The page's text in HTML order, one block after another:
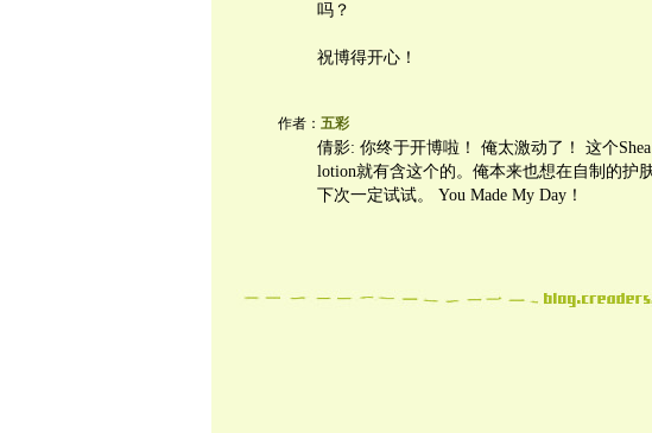
吗？
祝博得开心！
作者： 五彩
倩影: 你终于开博啦！ 俺太激动了！ 这个
lotion就有含这个的。俺本来也想在自制的护
下次一定试试。 You Made My Day！